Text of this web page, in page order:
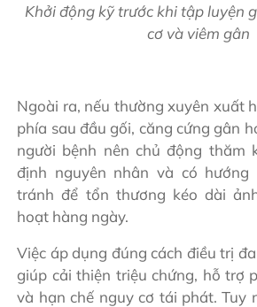
Khởi động kỹ trước khi tập luyện
cơ và viêm gân
Ngoài ra, nếu thường xuyên xuất
phía sau đầu gối, căng cứng gân
người bệnh nên chủ động thăm
định nguyên nhân và có
tránh để tổn thương kéo dài
hoạt hàng ngày.
Việc áp dụng đúng cách điều trị
giúp cải thiện triệu chứng, hỗ trợ
và hạn chế nguy cơ tái phát. Tuy